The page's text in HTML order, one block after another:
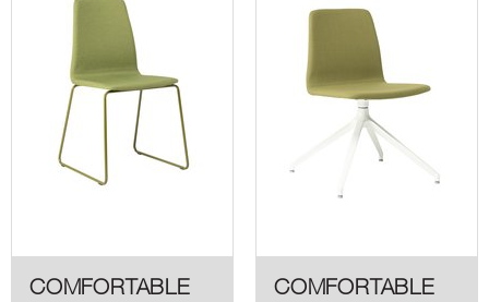
COMFORTABLE COMFORTABLE